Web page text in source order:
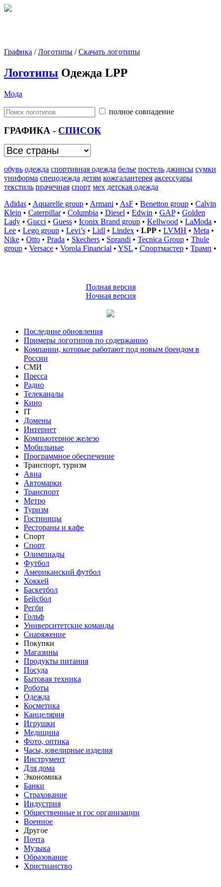
Графика /Логотипы /Скачать логотипы
Логотипы Одежда LPP
Мода
полное совпадение
ГРАФИКА - СПИСОК
обувь одежда спортивная одежда белье постель джинсы сумки
униформа спецодежда детям кожгалантерея аксессуары
текстиль прачечная спорт мех детская одежда
Adidas • Aquarelle group • Armani • AsF • Benetton group • Calvin
Klein • Caterpillar• Columbia • Diesel • Edwin • GAP• Golden
Lady • Gucci • Guess • Iconix Brand group • Kellwood • LaModa •
Lee • Lego group • Levi’s • Lidl • Lindex • LPP • LVMH • Meta •
Nike • Otto • Prada • Skechers • Sprandi • Tecnica Group • Thule
group • Versace • Vorola Financial • YSL • Спортмастер • Трамп •
Полная версия
Ночная версия
Последние обновления
Примеры логотипов по содержанию
Компании, которые работают под новым брендом в
России
СМИ
Пресса
Радио
Телеканалы
Кино
IT
Домены
Интернет
Компьютерное железо
Мобильные
Программное обеспечение
Транспорт, туризм
Авиа
Автомарки
Транспорт
Метро
Туризм
Гостиницы
Рестораны и кафе
Спорт
Спорт
Олимпиады
Футбол
Американский футбол
Хоккей
Баскетбол
Бейсбол
Регби
Гольф
Университетские команды
Снаряжение
Покупки
Магазины
Продукты питания
Посуда
Бытовая техника
Роботы
Одежда
Косметика
Канцелярия
Игрушки
Медицина
Фото, оптика
Часы, ювелирные изделия
Инструмент
Для дома
Экономика
Банки
Страхование
Индустрия
Общественные и гос организации
Военное
Другое
Почта
Музыка
Образование
Христианство